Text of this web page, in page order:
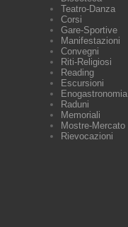
Teatro-Danza
Corsi
Gare-Sportive
Manifestazioni
Convegni
Riti-Religiosi
Reading
Escursioni
Enogastronomia
Raduni
Memoriali
Mostre-Mercato
Rievocazioni